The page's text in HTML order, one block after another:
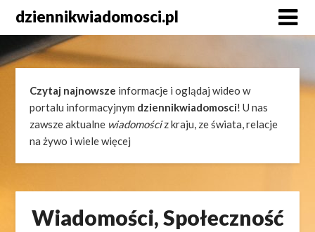
content
dziennikwiadomosci.pl
Czytaj najnowsze informacje i oglądaj wideo w
portalu informacyjnym dziennikwiadomosci! U nas
zawsze aktualne wiadomościz kraju, ze świata, relacje
na żywo i wiele więcej
Wiadomości, Społeczność